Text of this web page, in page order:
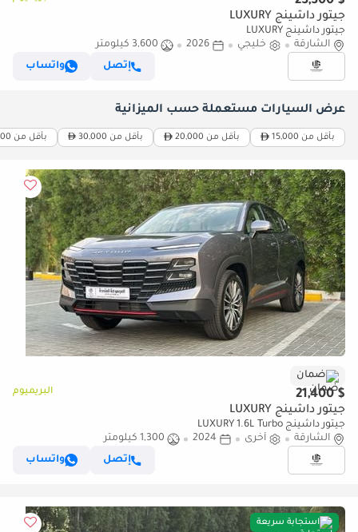
جيتور داشينج LUXURY
جيتور داشينج LUXURY
الشارقة
خليجي 2026
3,600 كيلومتر
إتصل
واتساب
عرض السيارات مستعملة حسب الميزانية
بأقل من 15,000 بأقل من 20,000 بأقل من 30,000 بأقل من 50,000
ضمان
$ 21,400 البريميوم
جيتور داشينج LUXURY
جيتور داشينج LUXURY 1.6L Turbo
الشارقة
أخرى 2024
1,300 كيلومتر
إتصل
واتساب
استجابة سريعة